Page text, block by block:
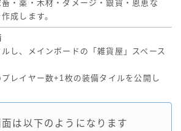
・薬・木材・ダメージ・銀貨・恩恵な
成します。
し、メインボードの「雑貨屋」スペース
レイヤー数+1枚の装備タイルを公開し
は以下のようになります